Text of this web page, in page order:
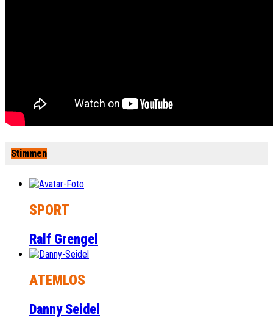
Stimmen
SPORT
Ralf Grengel
ATEMLOS
Danny Seidel